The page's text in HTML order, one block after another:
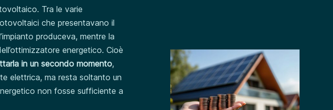
Tra le varie
che presentavano il
produceva, mentre la
energetico. Cioè
in un secondo momento,
elettrica, ma resta soltanto un
non fosse sufficiente a